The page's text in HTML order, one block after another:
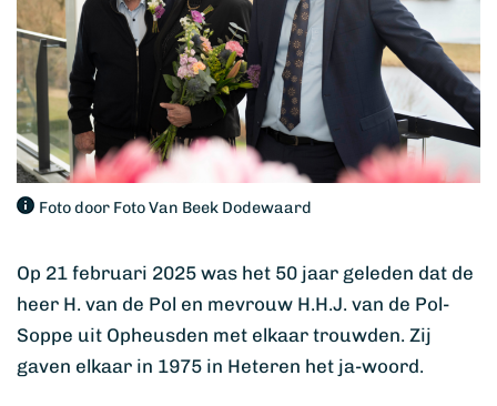
Foto door Foto Van Beek Dodewaard
Op 21 februari 2025 was het 50 jaar geleden dat de
heer H. van de Pol en mevrouw H.H.J. van de Pol-
Soppe uit Opheusden met elkaar trouwden. Zij
gaven elkaar in 1975 in Heteren het ja-woord.